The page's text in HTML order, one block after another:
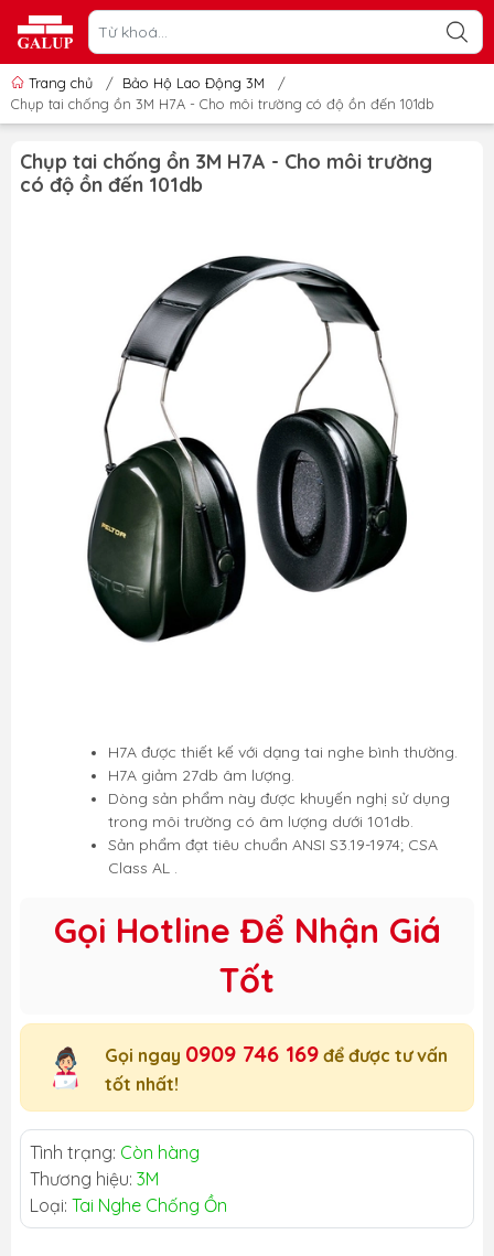
Trang chủ / Bảo Hộ Lao Động 3M
/
Chụp tai chống ồn 3M H7A - Cho môi trường có độ ồn đến 101db
Chụp tai chống ồn 3M H7A - Cho môi trường
có độ ồn đến 101db
H7A được thiết kế với dạng tai nghe bình thường.
H7A giảm 27db âm lượng.
Dòng sản phẩm này được khuyến nghị sử dụng
trong môi trường có âm lượng dưới 101db.
Sản phẩm đạt tiêu chuẩn ANSI S3.19-1974; CSA
Class AL .
Gọi Hotline Để Nhận Giá
Tốt
Gọi ngay 0909 746 169 để được tư vấn
tốt nhất!
Tình trạng: Còn hàng
Thương hiệu: 3M
Loại: Tai Nghe Chống Ồn